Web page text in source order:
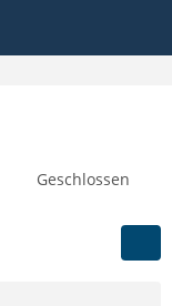
Geschlossen